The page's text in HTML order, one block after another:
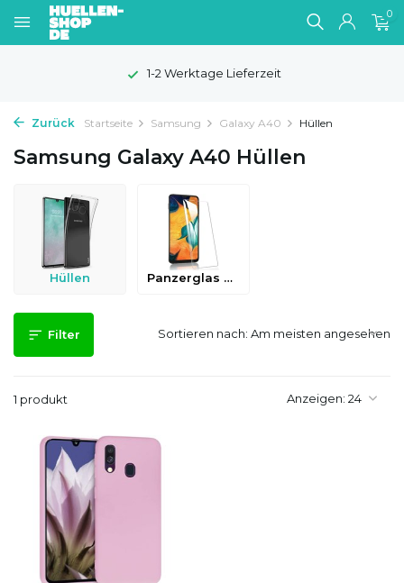
0
1-2 Werktage Lieferzeit
Zurück Startseite Samsung Galaxy A40 Hüllen
Samsung Galaxy A40 Hüllen
Hüllen Panzerglas & Schutzfolien
Filter
1 produkt Anzeigen:
Sortieren nach: